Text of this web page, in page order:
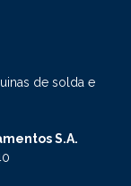
de solda e
S.A.